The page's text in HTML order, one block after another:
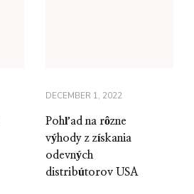
DECEMBER 1, 2022
Pohľad na rôzne
výhody z získania
odevných
distribútorov USA